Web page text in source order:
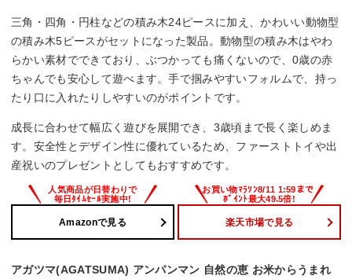
三角・四角・円柱などの積み木24ピースに加え、かわいい動物型
の積み木5ピースがセットになった製品。動物型の積み木はやわ
らかい素材でできており、ぶつかっても痛くないので、0歳の赤
ちゃんでも安心して遊べます。手で掴みやすいフォルムで、持っ
たり口に入れたりしやすいのがポイントです。
成長に合わせて幅広く遊びを展開でき、3歳頃まで長く楽しめま
す。安全性とデザイン性に優れているため、ファーストトイや出
産祝いのプレゼントとしてもおすすめです。
Amazonで見る 楽天市場で見る
アガツマ(AGATSUMA) アンパンマン 自然の恵 お米からうまれ